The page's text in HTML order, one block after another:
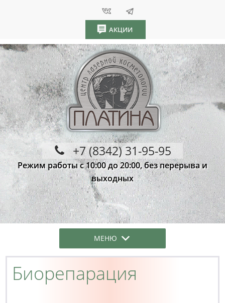
АКЦИИ
+7 (8342) 31-95-95
Режим работы с 10:00 до 20:00, без перерыва и
выходных
МЕНЮ
Биорепарация